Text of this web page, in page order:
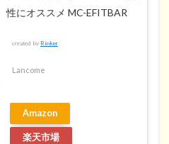
性にオススメ MC-EFITBAR
created by Rinker
Lancome
Amazon
楽天市場